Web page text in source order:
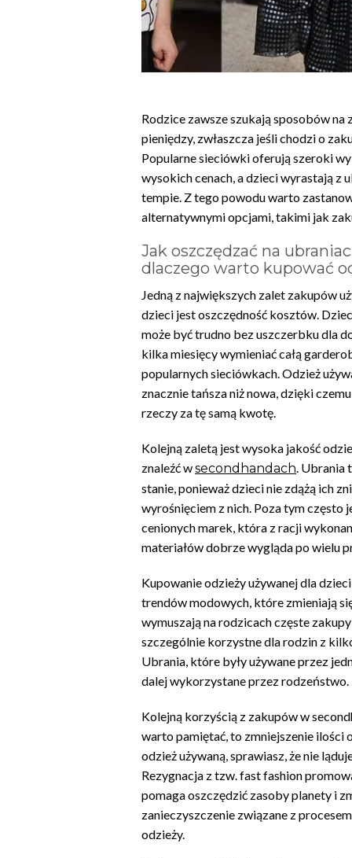
Rodzice zawsze szukają sposobów na
pieniędzy, zwłaszcza jeśli chodzi o
Popularne sieciówki oferują szeroki
wysokich cenach, a dzieci wyrastają z
tempie. Z tego powodu warto
alternatywnymi opcjami, takimi jak
Jak oszczędzać na
dlaczego warto kupować
Jedną z największych zalet zakupów
dzieci jest oszczędność kosztów.
może być trudno bez uszczerbku dla
kilka miesięcy wymieniać całą
popularnych sieciówkach. Odzież
znacznie tańsza niż nowa, dzięki
rzeczy za tę samą kwotę.
Kolejną zaletą jest wysoka jakość
znaleźć wsecondhandach. Ubrania
stanie, ponieważ dzieci nie zdążą ich
wyrośnięciem z nich. Poza tym często
cenionych marek, która z racji
materiałów dobrze wygląda po wielu
Kupowanie odzieży używanej dla
trendów modowych, które zmieniają
wymuszają na rodzicach częste
szczególnie korzystne dla rodzin z
Ubrania, które były używane przez
dalej wykorzystane przez rodzeństwo.
Kolejną korzyścią z zakupów w
warto pamiętać, to zmniejszenie ilości
odzież używaną, sprawiasz, że nie
Rezygnacja z tzw. fast fashion
pomaga oszczędzić zasoby planety i
zanieczyszczenie związane z
odzieży.